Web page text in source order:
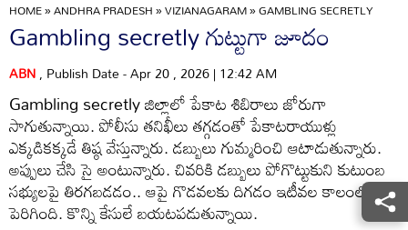
HOME»ANDHRA PRADESH»VIZIANAGARAM»GAMBLING SECRETLY
Gambling secretly గుట్టుగా జూదం
ABN, Publish Date - Apr 20 , 2026 | 12:42 AM
Gambling secretly జిల్లాలో పేకాట శిబిరాలు జోరుగా
సాగుతున్నాయి. పోలీసు తనిఖీలు తగ్గడంతో పేకాటరాయుళ్లు
ఎక్కడికక్కడే తిష్ఠ వేస్తున్నారు. డబ్బులు గుమ్మరించి ఆటాడుతున్నారు.
అప్పులు చేసి సై అంటున్నారు. చివరికి డబ్బులు పోగొట్టుకుని కుటుంబ
సభ్యులపై తిరగబడడం.. ఆపై గొడవలకు దిగడం ఇటీవల కాలంలో
పెరిగింది. కొన్ని కేసులే బయటపడుతున్నాయి.